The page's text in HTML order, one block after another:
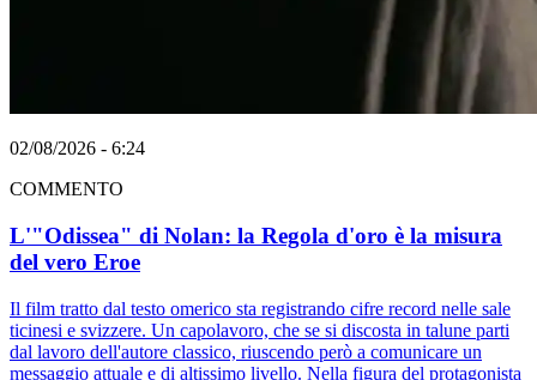
02/08/2026 - 6:24
COMMENTO
L'"Odissea" di Nolan: la Regola d'oro è la misura
del vero Eroe
Il film tratto dal testo omerico sta registrando cifre record nelle sale
ticinesi e svizzere. Un capolavoro, che se si discosta in talune parti
dal lavoro dell'autore classico, riuscendo però a comunicare un
messaggio attuale e di altissimo livello. Nella figura del protagonista